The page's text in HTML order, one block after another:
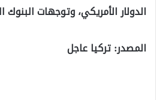
الدولار الأمريكي، وتوجهات البنوك
المصدر: تركيا عاجل